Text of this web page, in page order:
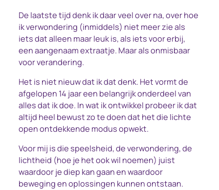
De laatste tijd denk ik daar veel over na, over hoe
ik verwondering (inmiddels) niet meer zie als
iets dat alleen maar leuk is, als iets voor erbij,
een aangenaam extraatje. Maar als onmisbaar
voor verandering.
Het is niet nieuw dat ik dat denk. Het vormt de
afgelopen 14 jaar een belangrijk onderdeel van
alles dat ik doe. In wat ik ontwikkel probeer ik dat
altijd heel bewust zo te doen dat het die lichte
open ontdekkende modus opwekt.
Voor mij is die speelsheid, de verwondering, de
lichtheid (hoe je het ook wil noemen) juist
waardoor je diep kan gaan en waardoor
beweging en oplossingen kunnen ontstaan.